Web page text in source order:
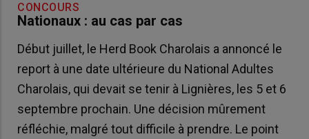
CONCOURS
Nationaux : au cas par cas
Début juillet, le Herd Book Charolais a annoncé le
report à une date ultérieure du National Adultes
Charolais, qui devait se tenir à Lignières, les 5 et 6
septembre prochain. Une décision mûrement
réfléchie, malgré tout difficile à prendre. Le point